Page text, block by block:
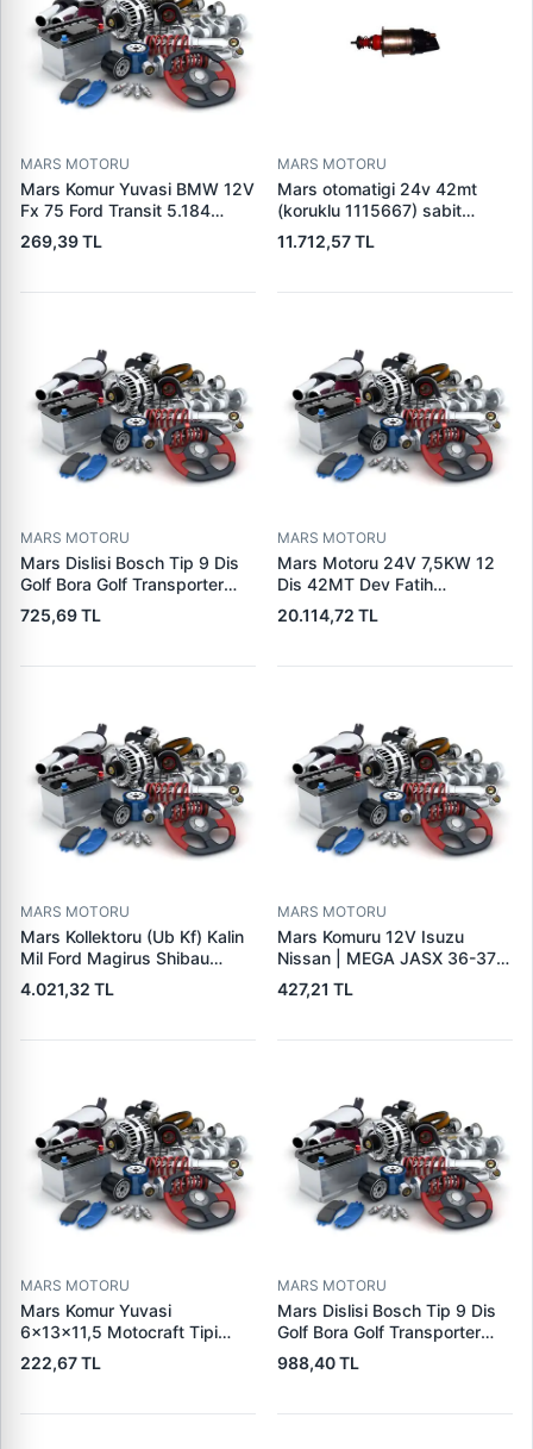
MARS MOTORU
Mars Komur Yuvasi BMW 12V
Fx 75 Ford Transit 5.184
Visteon | PARS PRS-BHL230
| OEM 97VB11000AA
269,39 TL
MARS MOTORU
Mars otomatigi 24v 42mt
(koruklu 1115667) sabit
pistonlu 3604650rx 7t0258
7x1955
11.712,57 TL
MARS MOTORU
Mars Dislisi Bosch Tip 9 Dis
Golf Bora Golf Transporter
Seat Skoda (15713) | ZEN
1108 | OEM 1072156
725,69 TL
MARS MOTORU
Mars Motoru 24V 7,5KW 12
Dis 42MT Dev Fatih
Cat,140H, 963B Cummins
L10,Qsc John Deere
LES0313 | OEM 0R2186
20.114,72 TL
MARS MOTORU
Mars Kollektoru (Ub Kf) Kalin
Mil Ford Magirus Shibau
TM30 Steyr | MAKO
72313641 | OEM 72313641
4.021,32 TL
MARS MOTORU
Mars Komuru 12V Isuzu
Nissan | MEGA JASX 36-37 |
OEM JASX36-37
427,21 TL
MARS MOTORU
Mars Komur Yuvasi
6×13×11,5 Motocraft Tipi
Ford Ranger Focus Fiesta
Connect (FO0731
5L8Z11000AC) | PARS PRS-
222,67 TL
MARS MOTORU
Mars Dislisi Bosch Tip 9 Dis
Golf Bora Golf Transporter
Seat Skoda (15713) | ZEN
1480 | OEM 1011480
988,40 TL